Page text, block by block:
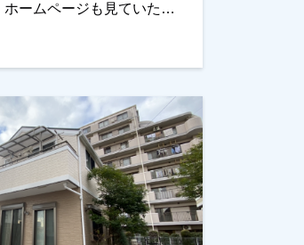
ームページも見ていただ
前から気になっていたと
、雨樋交換もできる？との
合わせて任せていただきま
特に色は思っていた通りと
んでいただきました。本当
ざいました。越谷市・春日
吉川市で外壁塗装をお考え
はご相談からでも大丈夫で